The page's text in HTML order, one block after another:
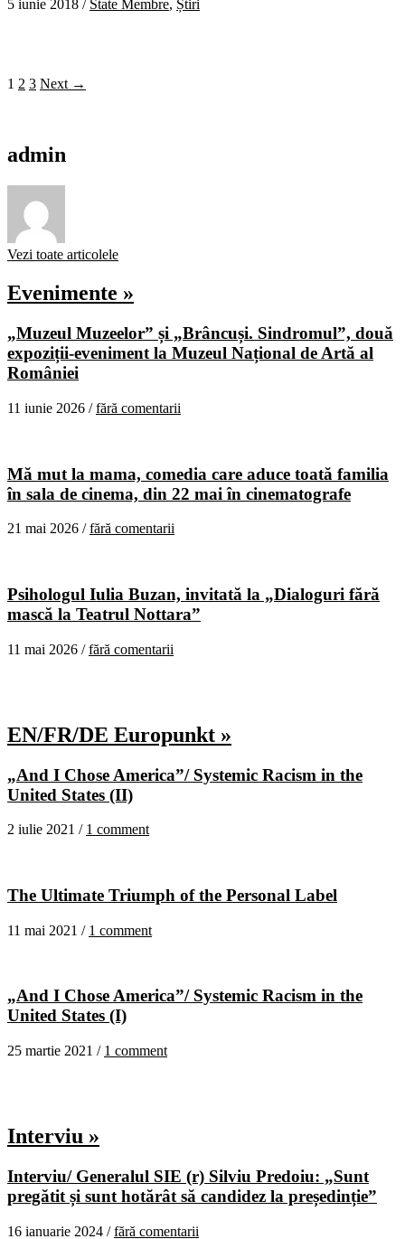
5 iunie 2018 / State Membre, Știri
1 2 3 Next →
admin
Vezi toate articolele
Evenimente »
„Muzeul Muzeelor” și „Brâncuși. Sindromul”, două
expoziții-eveniment la Muzeul Național de Artă al
României
11 iunie 2026 /fără comentarii
Mă mut la mama, comedia care aduce toată familia
în sala de cinema, din 22 mai în cinematografe
21 mai 2026 /fără comentarii
Psihologul Iulia Buzan, invitată la „Dialoguri fără
mască la Teatrul Nottara”
11 mai 2026 /fără comentarii
EN/FR/DE Europunkt »
„And I Chose America”/ Systemic Racism in the
United States (II)
2 iulie 2021 / 1 comment
The Ultimate Triumph of the Personal Label
11 mai 2021 / 1 comment
„And I Chose America”/ Systemic Racism in the
United States (I)
25 martie 2021 / 1 comment
Interviu »
Interviu/ Generalul SIE (r) Silviu Predoiu: „Sunt
pregătit și sunt hotărât să candidez la președinție”
16 ianuarie 2024 /fără comentarii